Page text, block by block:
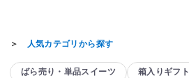
＞ 人気カテゴリから探す
ばら売り・単品スイーツ 箱入りギフト